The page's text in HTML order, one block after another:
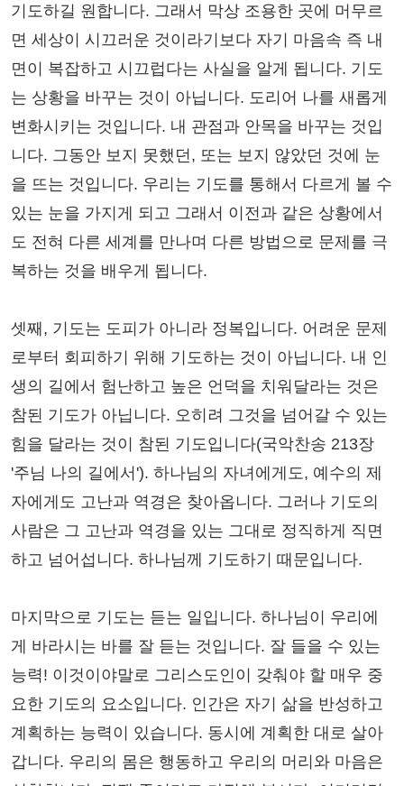
기도하길 원합니다. 그래서 막상 조용한 곳에 머무르
면 세상이 시끄러운 것이라기보다 자기 마음속 즉 내
면이 복잡하고 시끄럽다는 사실을 알게 됩니다. 기도
는 상황을 바꾸는 것이 아닙니다. 도리어 나를 새롭게
변화시키는 것입니다. 내 관점과 안목을 바꾸는 것입
니다. 그동안 보지 못했던, 또는 보지 않았던 것에 눈
을 뜨는 것입니다. 우리는 기도를 통해서 다르게 볼 수
있는 눈을 가지게 되고 그래서 이전과 같은 상황에서
도 전혀 다른 세계를 만나며 다른 방법으로 문제를 극
복하는 것을 배우게 됩니다.
셋째, 기도는 도피가 아니라 정복입니다. 어려운 문제
로부터 회피하기 위해 기도하는 것이 아닙니다. 내 인
생의 길에서 험난하고 높은 언덕을 치워달라는 것은
참된 기도가 아닙니다. 오히려 그것을 넘어갈 수 있는
힘을 달라는 것이 참된 기도입니다(국악찬송 213장
'주님 나의 길에서'). 하나님의 자녀에게도, 예수의 제
자에게도 고난과 역경은 찾아옵니다. 그러나 기도의
사람은 그 고난과 역경을 있는 그대로 정직하게 직면
하고 넘어섭니다. 하나님께 기도하기 때문입니다.
마지막으로 기도는 듣는 일입니다. 하나님이 우리에
게 바라시는 바를 잘 듣는 것입니다. 잘 들을 수 있는
능력! 이것이야말로 그리스도인이 갖춰야 할 매우 중
요한 기도의 요소입니다. 인간은 자기 삶을 반성하고
계획하는 능력이 있습니다. 동시에 계획한 대로 살아
갑니다. 우리의 몸은 행동하고 우리의 머리와 마음은